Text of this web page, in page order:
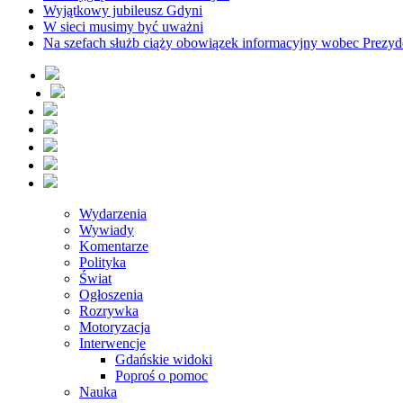
Wyjątkowy jubileusz Gdyni
W sieci musimy być uważni
Na szefach służb ciąży obowiązek informacyjny wobec
Wydarzenia
Wywiady
Komentarze
Polityka
Świat
Ogłoszenia
Rozrywka
Motoryzacja
Interwencje
Gdańskie widoki
Poproś o pomoc
Nauka